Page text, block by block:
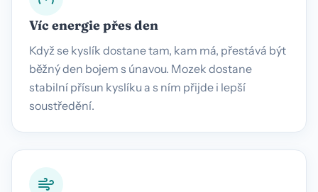
Víc energie přes den
Když se kyslík dostane tam, kam má, přestává být
běžný den bojem s únavou. Mozek dostane
stabilní přísun kyslíku a s ním přijde i lepší
soustředění.